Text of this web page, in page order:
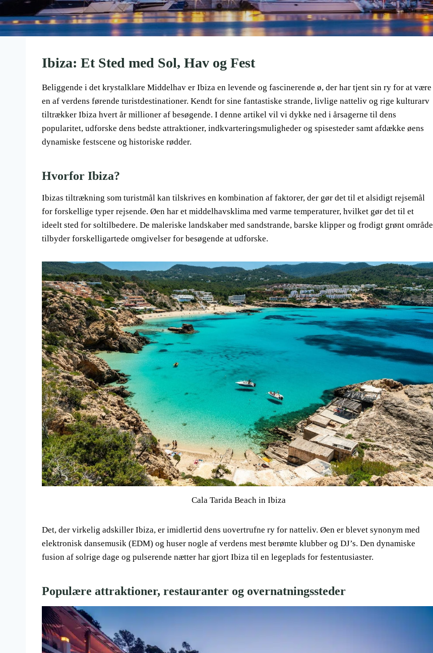
Ibiza: Et Sted med Sol, Hav og Fest
Beliggende i det krystalklare Middelhav er Ibiza en levende og fascinerende ø, der har tjent sin ry for at være
en af verdens førende turistdestinationer. Kendt for sine fantastiske strande, livlige natteliv og rige kulturarv
tiltrækker Ibiza hvert år millioner af besøgende. I denne artikel vil vi dykke ned i årsagerne til dens
popularitet, udforske dens bedste attraktioner, indkvarteringsmuligheder og spisesteder samt afdække øens
dynamiske festscene og historiske rødder.
Hvorfor Ibiza?
Ibizas tiltrækning som turistmål kan tilskrives en kombination af faktorer, der gør det til et alsidigt rejsemål
for forskellige typer rejsende. Øen har et middelhavsklima med varme temperaturer, hvilket gør det til et
ideelt sted for soltilbedere. De maleriske landskaber med sandstrande, barske klipper og frodigt grønt område
tilbyder forskelligartede omgivelser for besøgende at udforske.
Cala Tarida Beach in Ibiza
Det, der virkelig adskiller Ibiza, er imidlertid dens uovertrufne ry for natteliv. Øen er blevet synonym med
elektronisk dansemusik (EDM) og huser nogle af verdens mest berømte klubber og DJ’s. Den dynamiske
fusion af solrige dage og pulserende nætter har gjort Ibiza til en legeplads for festentusiaster.
Populære attraktioner, restauranter og overnatningssteder